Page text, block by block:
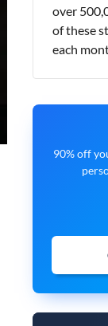
over
of these
each
90% off